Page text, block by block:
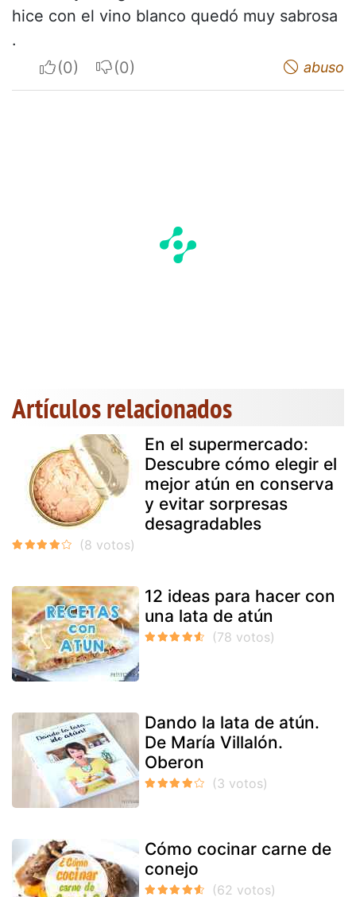
hice con el vino blanco quedó muy sabrosa
.
I apreciateI do not appreciate abuso
Artículos relacionados
En el supermercado:
Descubre cómo elegir el
mejor atún en conserva
y evitar sorpresas
desagradables
12 ideas para hacer con
una lata de atún
Dando la lata de atún.
De María Villalón.
Oberon
Cómo cocinar carne de
conejo